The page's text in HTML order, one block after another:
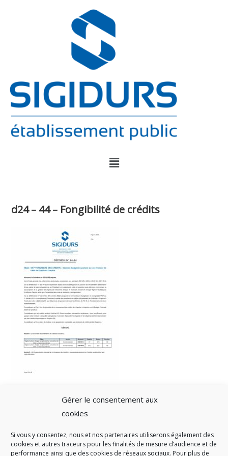
Gérer le consentement aux
cookies
Si vous y consentez, nous et nos partenaires utiliserons également des
cookies et autres traceurs pour les finalités de mesure d’audience et de
performance ainsi que des cookies de réseaux sociaux. Pour plus de
d24 – 44 – Fongibilité de crédits
A SAVOIR